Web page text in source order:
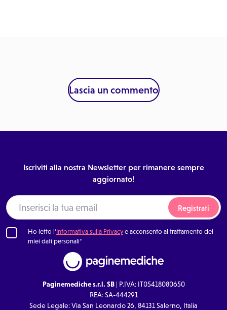
Lascia un commento
Iscriviti alla nostra Newsletter per rimanere sempre
aggiornato!
Registrati
Ho letto l'Informativa sulla Privacye acconsento al trattamento dei
miei dati personali*
Paginemediche s.r.l. SB| P.IVA: IT05418080650
REA: SA-444291
Sede Legale: Via San Leonardo 26, 84131 Salerno, Italia